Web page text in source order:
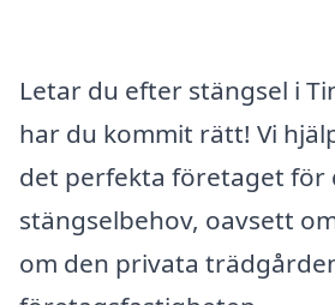
Letar du efter stängsel i
har du kommit rätt! Vi
det perfekta företaget för
stängselbehov, oavsett
om den privata